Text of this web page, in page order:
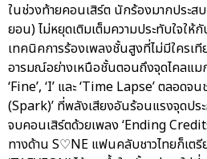
ในช่วงท้ายคอนเสิร์ต นักร้องมากประส
ยอน) ไม่หยุดเติมเต็มความประทับใจใ
เทคนิคการร้องเพลงชั้นสูงที่ไม่มีใครเที
อารมณ์อย่างเหนือชั้นตอนถึงจุดไคลแม
‘Fine’, ‘I’ และ ‘Time Lapse’ ตลอดจ
(Spark)’ ที่พลังเสียงอันร้อนแรงจุดปร
จบคอนเสิร์ตด้วยเพลง ‘Ending
ทางด้าน S♡NE แฟนคลับชาวไทยก็เตรี